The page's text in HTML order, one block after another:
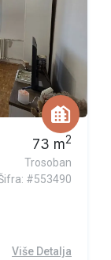
73 m2
Trosoban
#553490
Više Detalja